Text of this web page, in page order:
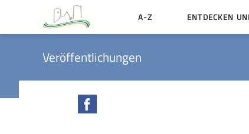
A-Z ENTDECKEN
Veröffentlichungen